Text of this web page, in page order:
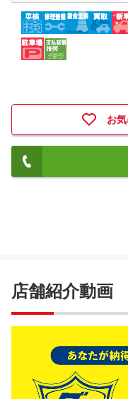
お
店舗紹介動画